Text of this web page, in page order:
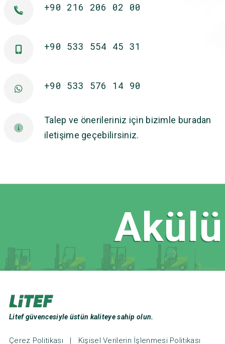
+90 216 206 02 00
+90 533 554 45 31
+90 533 576 14 90
Talep ve önerileriniz için bizimle buradan
iletişime geçebilirsiniz.
Litef güvencesiyle üstün kaliteye sahip olun.
Çerez Politikası | Kişisel Verilerin İşlenmesi Politikası